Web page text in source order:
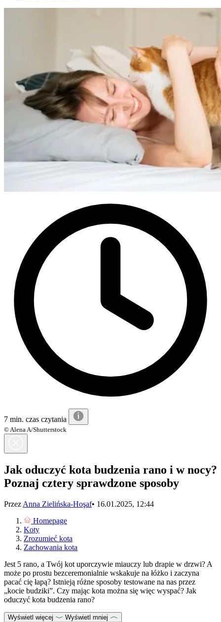
7 min. czas czytania
© Alena A/Shutterstock
Jak oduczyć kota budzenia rano i w nocy?
Poznaj cztery sprawdzone sposoby
Przez Anna Zielińska-Hoşaf• 16.01.2025, 12:44
Homepage
Koty
Zrozumieć kota
Zachowania kota
Jest 5 rano, a Twój kot uporczywie miauczy lub drapie w drzwi? A
może po prostu bezceremonialnie wskakuje na łóżko i zaczyna
pacać cię łapą? Istnieją różne sposoby testowane na nas przez
„kocie budziki”. Czy mając kota można się więc wyspać? Jak
oduczyć kota budzenia rano?
Wyświetl więcej
Wyświetl mniej